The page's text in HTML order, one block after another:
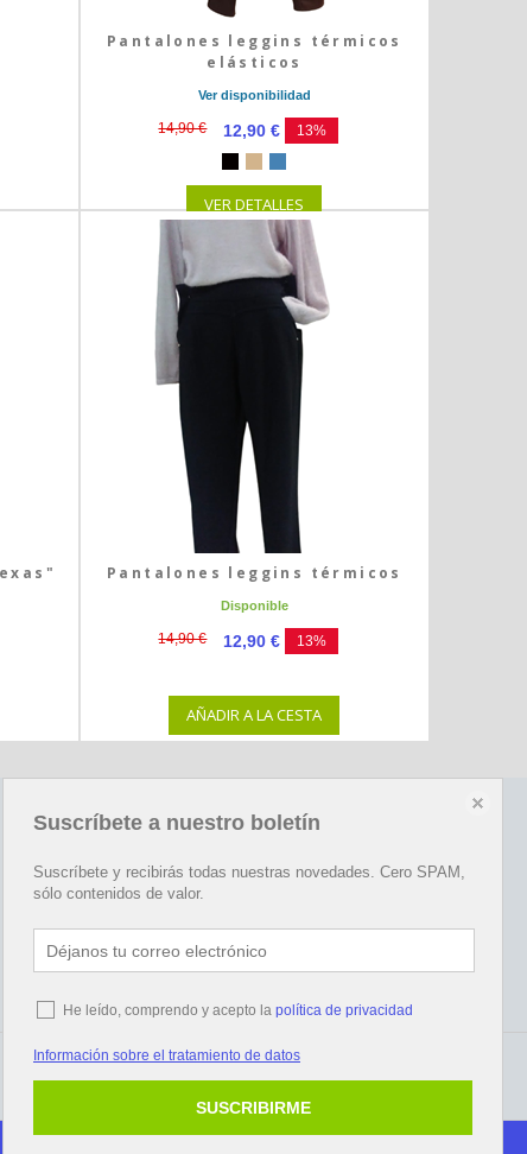
Pantalones leggins térmicos
elásticos
Ver disponibilidad
14,90 € 12,90 € 13%
VER DETALLES
Pantalones leggins térmicos
Disponible
14,90 € 12,90 € 13%
AÑADIR A LA CESTA
Redes sociales
Happy
Suscríbete a nuestro boletín
Suscríbete y recibirás todas nuestras novedades. Cero SPAM,
sólo contenidos de valor.
He leído, comprendo y acepto la política de privacidad
Información sobre el tratamiento de datos
SUSCRIBIRME